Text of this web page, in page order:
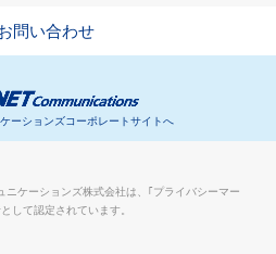
問い合わせ
ーションズコーポレートサイトへ
ニケーションズ株式会社は、｢プライバシーマー
して認定されています。